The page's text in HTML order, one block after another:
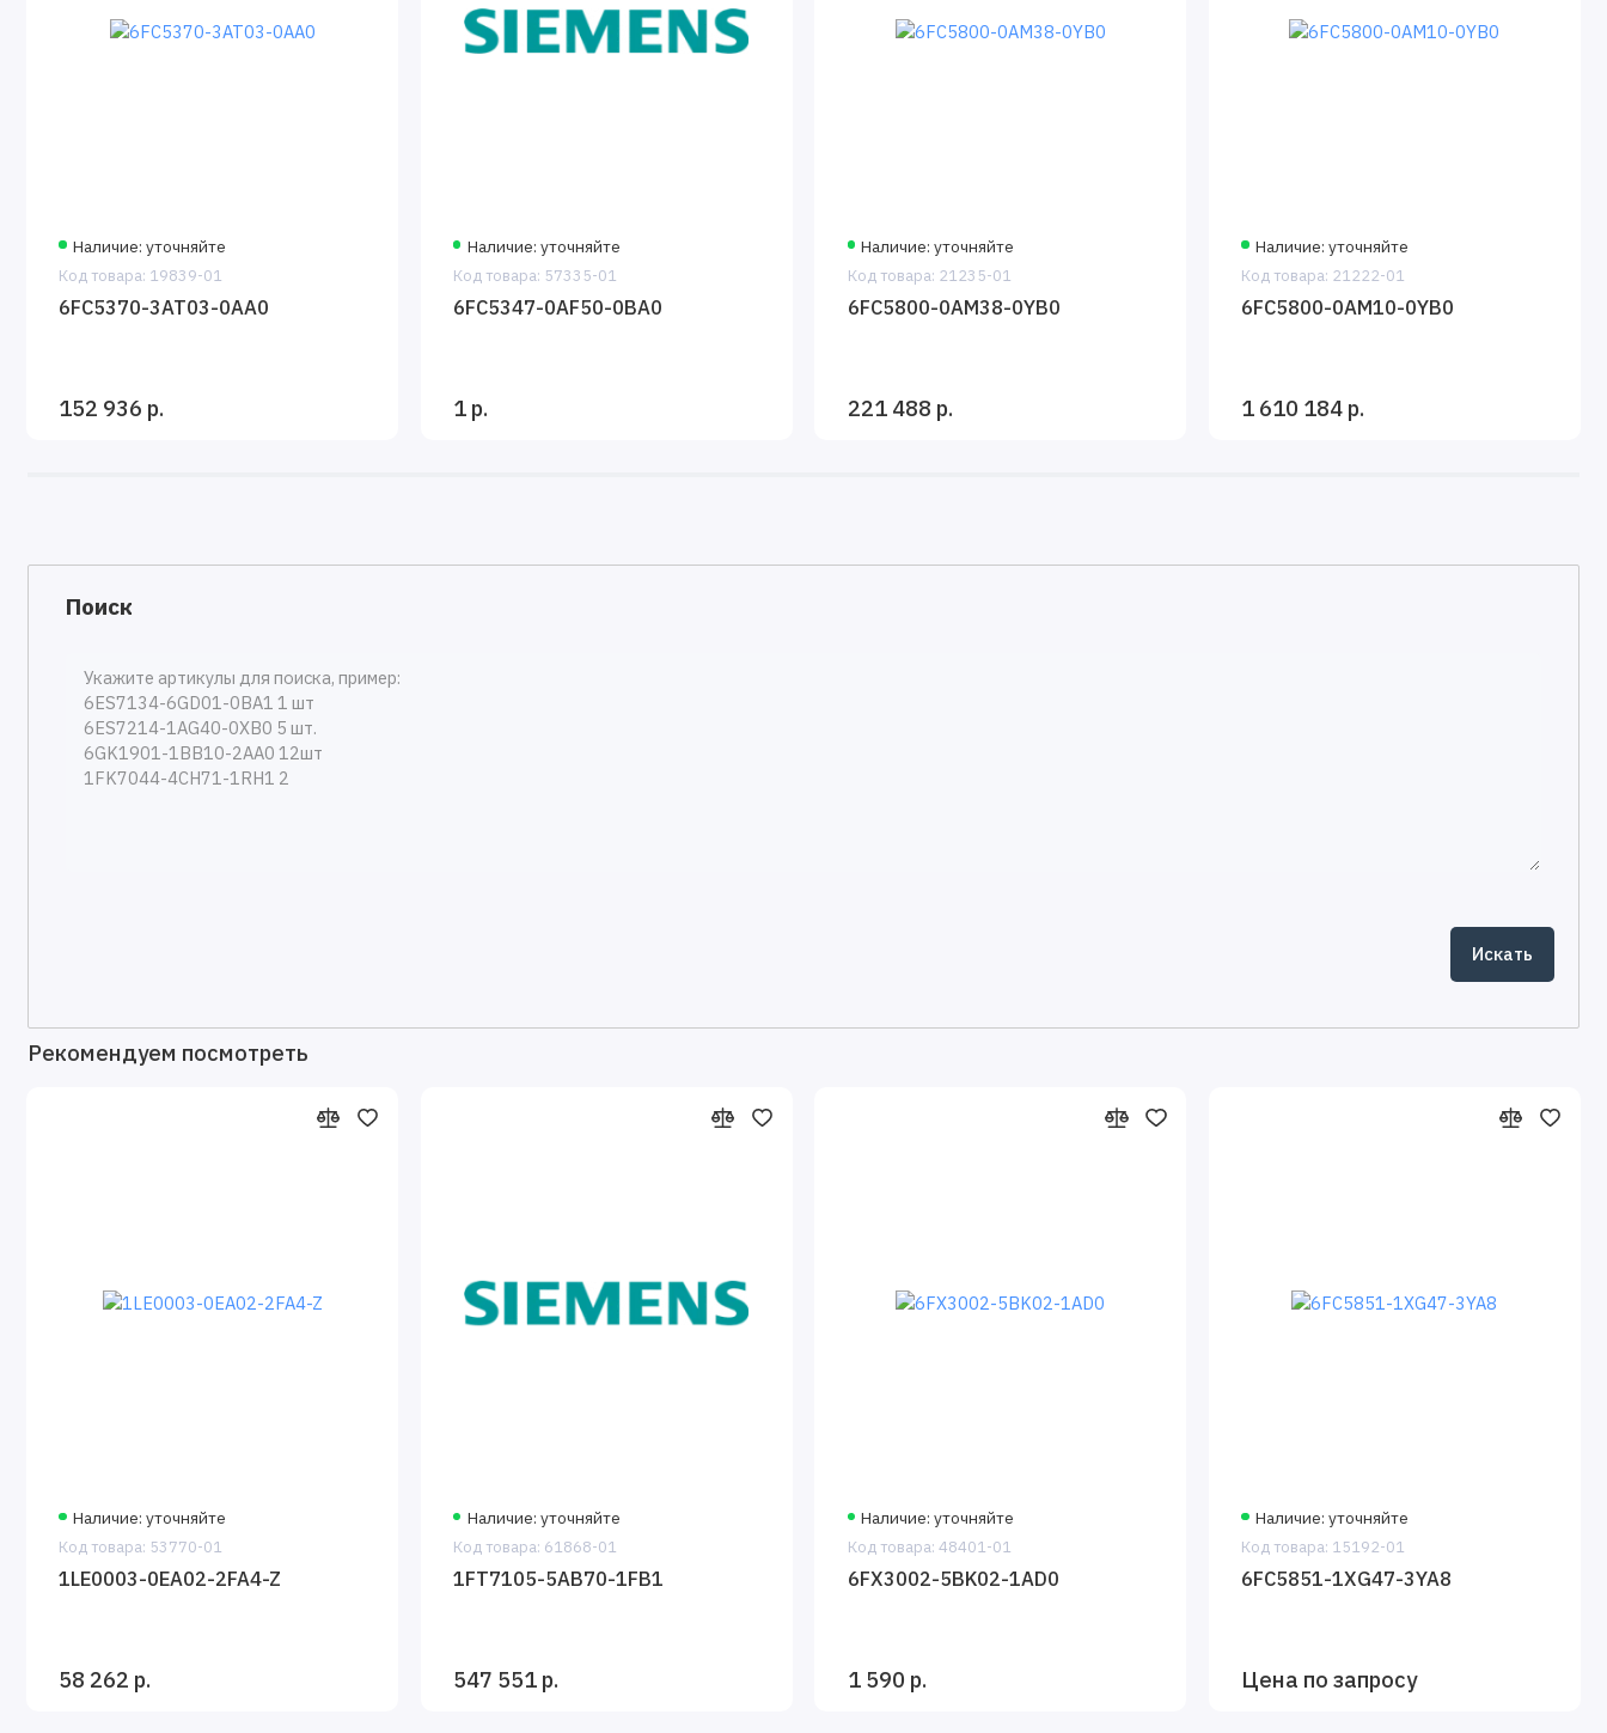
Наличие: уточняйте
Код товара: 19839-01
6FC5370-3AT03-0AA0
152 936 р.
Наличие: уточняйте
Код товара: 57335-01
6FC5347-0AF50-0BA0
1 р.
Наличие: уточняйте
Код товара: 21235-01
6FC5800-0AM38-0YB0
221 488 р.
Наличие: уточняйте
Код товара: 21222-01
6FC5800-0AM10-0YB0
1 610 184 р.
Поиск
Рекомендуем посмотреть
Наличие: уточняйте
Код товара: 53770-01
1LE0003-0EA02-2FA4-Z
58 262 р.
Наличие: уточняйте
Код товара: 61868-01
1FT7105-5AB70-1FB1
547 551 р.
Наличие: уточняйте
Код товара: 48401-01
6FX3002-5BK02-1AD0
1 590 р.
Наличие: уточняйте
Код товара: 15192-01
6FC5851-1XG47-3YA8
Цена по запросу